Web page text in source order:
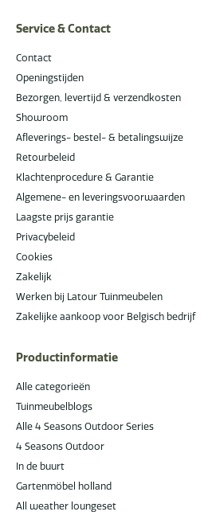
Service & Contact
Contact
Openingstijden
Bezorgen, levertijd & verzendkosten
Showroom
Afleverings- bestel- & betalingswijze
Retourbeleid
Klachtenprocedure & Garantie
Algemene- en leveringsvoorwaarden
Laagste prijs garantie
Privacybeleid
Cookies
Zakelijk
Werken bij Latour Tuinmeubelen
Zakelijke aankoop voor Belgisch bedrijf
Productinformatie
Alle categorieën
Tuinmeubelblogs
Alle 4 Seasons Outdoor Series
4 Seasons Outdoor
In de buurt
Gartenmöbel holland
All weather loungeset